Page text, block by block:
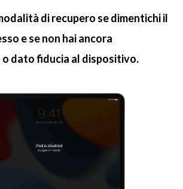
di recupero se dimentichi il
e se non hai ancora
dato fiducia al dispositivo.